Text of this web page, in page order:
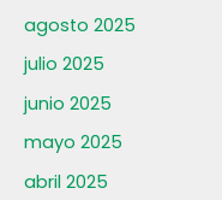
agosto 2025
julio 2025
junio 2025
mayo 2025
abril 2025